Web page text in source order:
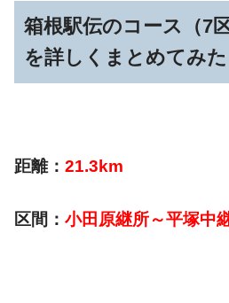
箱根駅伝のコース（7
を詳しくまとめてみた
距離： 21.3km
区間： 小田原継所～平塚中